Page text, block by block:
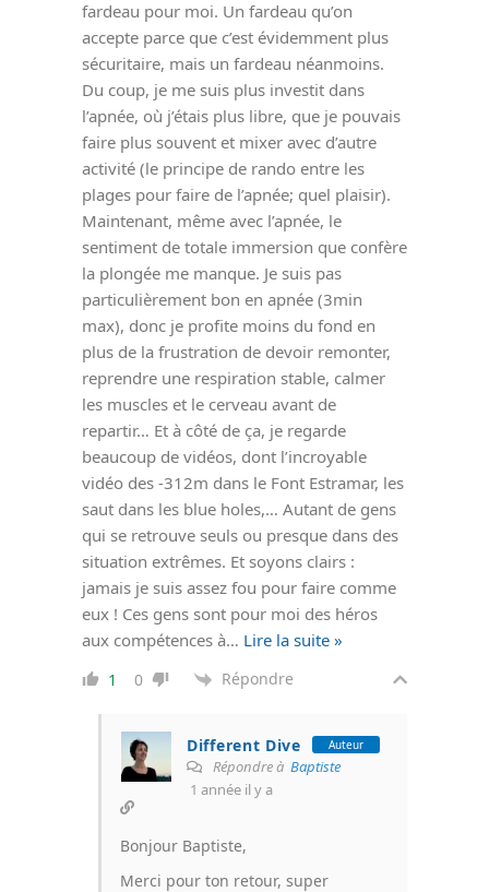
fardeau pour moi. Un fardeau qu’on
accepte parce que c’est évidemment plus
sécuritaire, mais un fardeau néanmoins.
Du coup, je me suis plus investit dans
l’apnée, où j’étais plus libre, que je pouvais
faire plus souvent et mixer avec d’autre
activité (le principe de rando entre les
plages pour faire de l’apnée; quel plaisir).
Maintenant, même avec l’apnée, le
sentiment de totale immersion que confère
la plongée me manque. Je suis pas
particulièrement bon en apnée (3min
max), donc je profite moins du fond en
plus de la frustration de devoir remonter,
reprendre une respiration stable, calmer
les muscles et le cerveau avant de
repartir… Et à côté de ça, je regarde
beaucoup de vidéos, dont l’incroyable
vidéo des -312m dans le Font Estramar, les
saut dans les blue holes,… Autant de gens
qui se retrouve seuls ou presque dans des
situation extrêmes. Et soyons clairs :
jamais je suis assez fou pour faire comme
eux ! Ces gens sont pour moi des héros
aux compétences à… Lire la suite »
1 0 Répondre
Different Dive Auteur
Répondre à Baptiste
1 année il y a
Bonjour Baptiste,
Merci pour ton retour, super